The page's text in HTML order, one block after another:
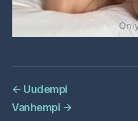
← Uudempi
Vanhempi →